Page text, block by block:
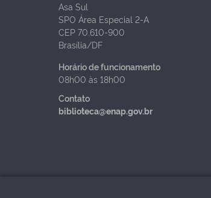
Asa Sul
SPO Área Especial 2-A
CEP 70.610-900
Brasília/DF
Horário de funcionamento
08h00 às 18h00
Contato
biblioteca@enap.gov.br